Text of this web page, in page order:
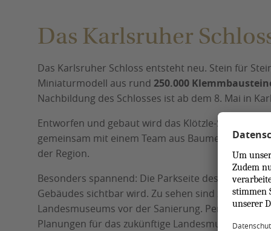
Das Karlsruher
Das Karlsruher Schloss entsteht neu. Stein für
Miniaturmodell aus rund 250.000
Nachbildung des Schlosses ist ab dem 8. Mai in
Entworfen und gebaut wird das Klötzle-Schloss
gemeinsam mit einem Team aus
der Region.
Besonders spannend: Die Parkseite des
Klötzle-
Gebäudes sichtbar wird. Zu sehen sind zunächst
Landesmuseums vor der Sanierung.
Planungen für das zukünftige Landesmuseum